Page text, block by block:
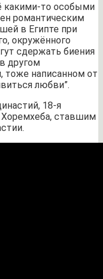
какими-то особыми
романтическим
в Египте при
окружённого
сдержать биения
другом
тоже написанном от
любви”.
18-я
ставшим